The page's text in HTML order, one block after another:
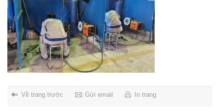
Về trang trước Gửi email In trang